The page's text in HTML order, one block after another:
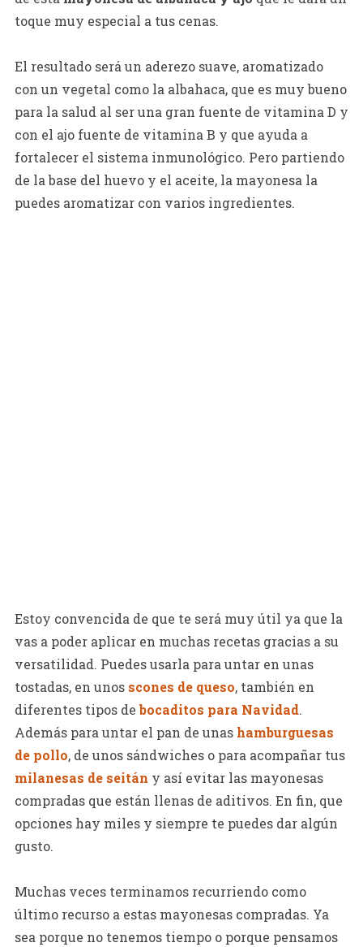
toque muy especial a tus cenas.
El resultado será un aderezo suave, aromatizado
con un vegetal como la albahaca, que es muy bueno
para la salud al ser una gran fuente de vitamina D y
con el ajo fuente de vitamina B y que ayuda a
fortalecer el sistema inmunológico. Pero partiendo
de la base del huevo y el aceite, la mayonesa la
puedes aromatizar con varios ingredientes.
Estoy convencida de que te será muy útil ya que la
vas a poder aplicar en muchas recetas gracias a su
versatilidad. Puedes usarla para untar en unas
tostadas, en unos scones de queso, también en
diferentes tipos debocaditos para Navidad.
Además para untar el pan de unas hamburguesas
de pollo, de unos sándwiches o para acompañar tus
milanesas de seitán y así evitar las mayonesas
compradas que están llenas de aditivos. En fin, que
opciones hay miles y siempre te puedes dar algún
gusto.
Muchas veces terminamos recurriendo como
último recurso a estas mayonesas compradas. Ya
sea porque no tenemos tiempo o porque pensamos